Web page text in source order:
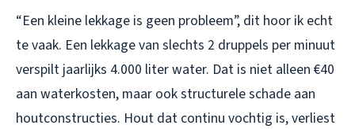
“Een kleine lekkage is geen probleem”, dit hoor ik echt
te vaak. Een lekkage van slechts 2 druppels per minuut
verspilt jaarlijks 4.000 liter water. Dat is niet alleen €40
aan waterkosten, maar ook structurele schade aan
houtconstructies. Hout dat continu vochtig is, verliest